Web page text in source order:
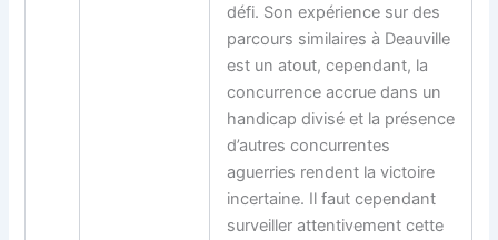
défi. Son expérience sur des
parcours similaires à Deauville
est un atout, cependant, la
concurrence accrue dans un
handicap divisé et la présence
d’autres concurrentes
aguerries rendent la victoire
incertaine. Il faut cependant
surveiller attentivement cette